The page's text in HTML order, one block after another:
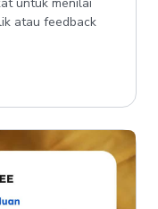
atau feedback